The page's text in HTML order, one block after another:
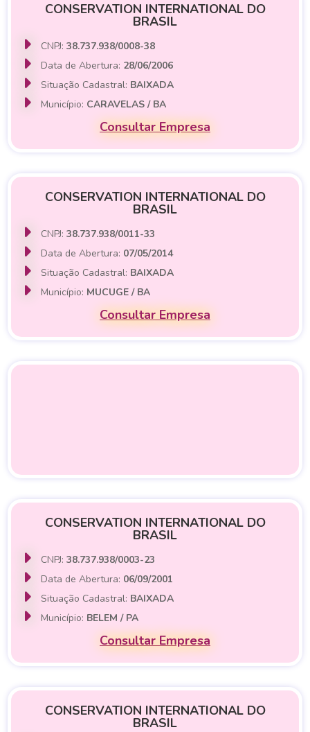
CONSERVATION INTERNATIONAL DO
BRASIL
CNPJ:38.737.938/0008-38
Data de Abertura: 28/06/2006
Situação Cadastral: BAIXADA
Município: CARAVELAS / BA
Consultar Empresa
CONSERVATION INTERNATIONAL DO
BRASIL
CNPJ:38.737.938/0011-33
Data de Abertura: 07/05/2014
Situação Cadastral: BAIXADA
Município: MUCUGE / BA
Consultar Empresa
CONSERVATION INTERNATIONAL DO
BRASIL
CNPJ:38.737.938/0003-23
Data de Abertura: 06/09/2001
Situação Cadastral: BAIXADA
Município: BELEM / PA
Consultar Empresa
CONSERVATION INTERNATIONAL DO
BRASIL